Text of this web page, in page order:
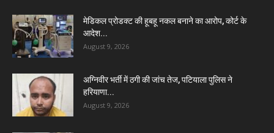
मेडिकल प्रोडक्ट की हूबहू नकल बनाने का आरोप, कोर्ट के
आदेश...
August 9, 2026
अग्निवीर भर्ती में ठगी की जांच तेज, पटियाला पुलिस ने
हरियाणा...
August 9, 2026